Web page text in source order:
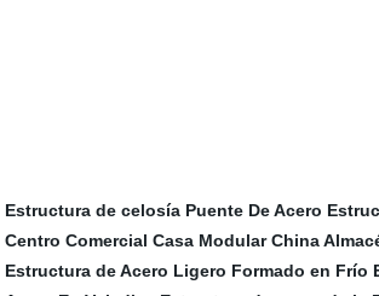
Estructura de celosía Puente De Acero
Centro Comercial Casa Modular China
Estructura de Acero Ligero Formado en Frío